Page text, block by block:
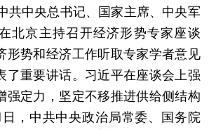
中央总书记、国家主席、中央军
北京主持召开经济形势专家座谈
形势和经济工作听取专家学者意见
了重要讲话。习近平在座谈会上强
强定力，坚定不移推进供给侧结构
日，中共中央政治局常委、国务院